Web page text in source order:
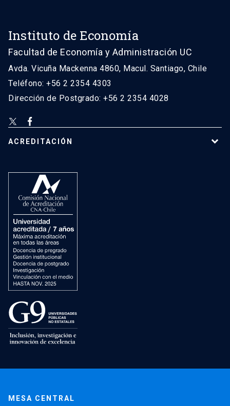
Instituto de Economía
Facultad de Economía y Administración UC
Avda. Vicuña Mackenna 4860, Macul. Santiago, Chile
Teléfono: +56 2 2354 4303
Dirección de Postgrado: +56 2 2354 4028
ACREDITACIÓN
MESA CENTRAL